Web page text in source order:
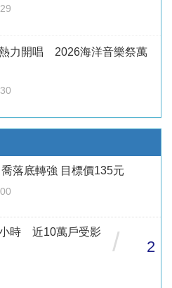
力開唱 2026海洋音樂祭萬
落底轉強 目標價135元
時 近10萬戶受影
/ 2